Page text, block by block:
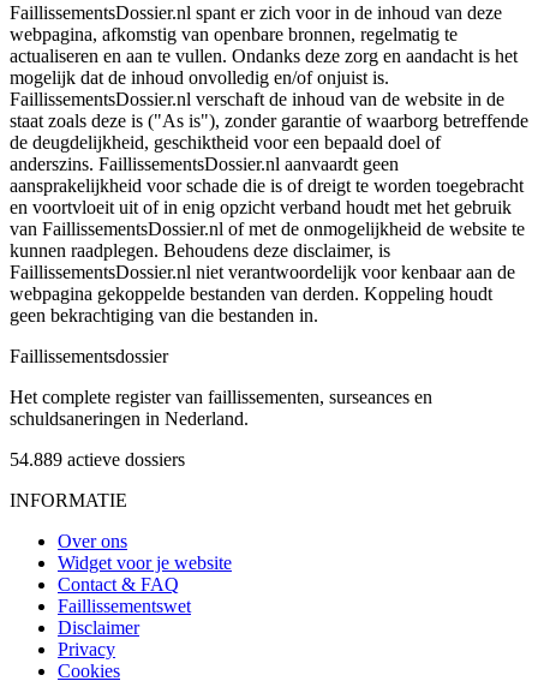
FaillissementsDossier.nl spant er zich voor in de inhoud van deze
webpagina, afkomstig van openbare bronnen, regelmatig te
actualiseren en aan te vullen. Ondanks deze zorg en aandacht is het
mogelijk dat de inhoud onvolledig en/of onjuist is.
FaillissementsDossier.nl verschaft de inhoud van de website in de
staat zoals deze is ("As is"), zonder garantie of waarborg betreffende
de deugdelijkheid, geschiktheid voor een bepaald doel of
anderszins. FaillissementsDossier.nl aanvaardt geen
aansprakelijkheid voor schade die is of dreigt te worden toegebracht
en voortvloeit uit of in enig opzicht verband houdt met het gebruik
van FaillissementsDossier.nl of met de onmogelijkheid de website te
kunnen raadplegen. Behoudens deze disclaimer, is
FaillissementsDossier.nl niet verantwoordelijk voor kenbaar aan de
webpagina gekoppelde bestanden van derden. Koppeling houdt
geen bekrachtiging van die bestanden in.
Faillissementsdossier
Het complete register van faillissementen, surseances en
schuldsaneringen in Nederland.
54.889 actieve dossiers
INFORMATIE
Over ons
Widget voor je website
Contact & FAQ
Faillissementswet
Disclaimer
Privacy
Cookies